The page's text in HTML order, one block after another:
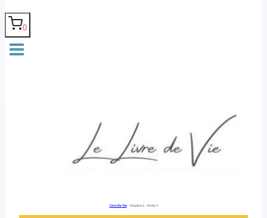
0
Livre De Vie– Chapitre 6 – Partie 4